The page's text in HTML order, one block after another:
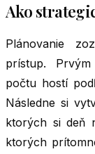
Ako
Plánovanie
prístup.
počtu hostí
Následne si
ktorých si deň
ktorých